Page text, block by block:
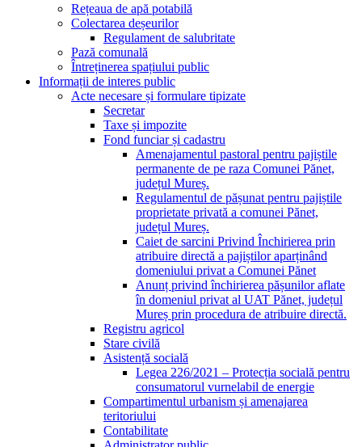
Rețeaua de apă potabilă
Colectarea deșeurilor
Regulament de salubritate
Pază comunală
Întreținerea spațiului public
Informații de interes public
Acte necesare și formulare tipizate
Secretar
Taxe și impozite
Fond funciar și cadastru
Amenajamentul pastoral pentru pajiștile
permanente de pe raza Comunei Pănet,
județul Mureș.
Regulamentul de pășunat pentru pajiștile
proprietate privată a comunei Pănet,
județul Mureș.
Caiet de sarcini Privind Închirierea prin
atribuire directă a pajiștilor aparținând
domeniului privat a Comunei Pănet
Anunț privind închirierea pășunilor aflate
în domeniul privat al UAT Pănet, județul
Mureș prin procedura de atribuire directă.
Registru agricol
Stare civilă
Asistență socială
Legea 226/2021 – Protecția socială pentru
consumatorul vurnelabil de energie
Compartimentul urbanism și amenajarea
teritoriului
Contabilitate